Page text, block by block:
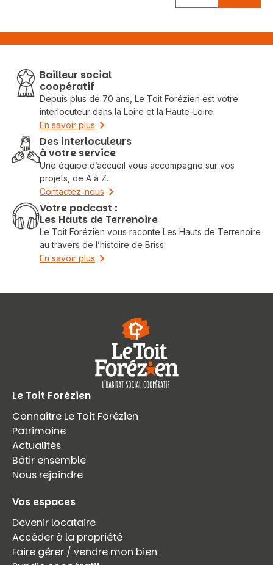
Bailleur social
coopératif
Depuis plus de 70 ans, Le Toit Forézien est votre
interlocuteur dans la Loire et la Haute-Loire
En savoir plus
Des interloculeurs
à votre service
Une équipe d’accueil vous accompagne sur vos
projets, de A à Z.
Contactez-nous
Votre podcast :
Les Hauts de Terrenoire
Le Toit Forézien vous raconte Les Hauts de Terrenoire
au travers de l’histoire de Briss
En savoir plus
Le Toit Forézien
Connaître Le Toit Forézien
Patrimoine
Actualités
Bâtir ensemble
Nous rejoindre
Vos espaces
Devenir locataire
Accéder à la propriété
Faire gérer / vendre mon bien